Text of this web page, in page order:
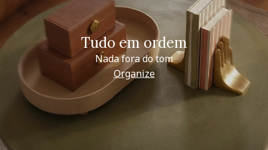
Tudo em ordem
Nada fora do tom
Organize